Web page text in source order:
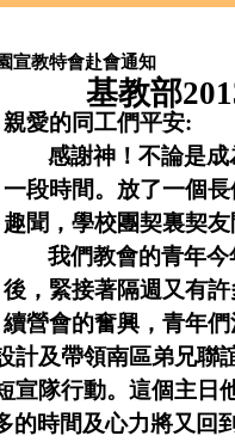
宣教特會赴會通知
基教部
親愛的同工們平安:
感謝神！不論是
一段時間。放了一個
趣聞，學校團契裏契
我們教會的青年
後，緊接著隔週又有
續營會的奮興，青年
計及帶領南區弟兄聯
宣隊行動。這個主日
的時間及心力將又回